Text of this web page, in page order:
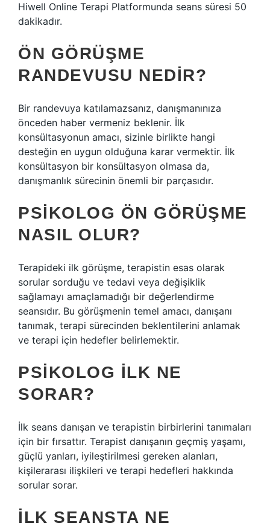
Hiwell Online Terapi Platformunda seans süresi 50
dakikadır.
ÖN GÖRÜŞME
RANDEVUSU NEDIR?
Bir randevuya katılamazsanız, danışmanınıza
önceden haber vermeniz beklenir. İlk
konsültasyonun amacı, sizinle birlikte hangi
desteğin en uygun olduğuna karar vermektir. İlk
konsültasyon bir konsültasyon olmasa da,
danışmanlık sürecinin önemli bir parçasıdır.
PSIKOLOG ÖN GÖRÜŞME
NASIL OLUR?
Terapideki ilk görüşme, terapistin esas olarak
sorular sorduğu ve tedavi veya değişiklik
sağlamayı amaçlamadığı bir değerlendirme
seansıdır. Bu görüşmenin temel amacı, danışanı
tanımak, terapi sürecinden beklentilerini anlamak
ve terapi için hedefler belirlemektir.
PSIKOLOG ILK NE
SORAR?
İlk seans danışan ve terapistin birbirlerini tanımaları
için bir fırsattır. Terapist danışanın geçmiş yaşamı,
güçlü yanları, iyileştirilmesi gereken alanları,
kişilerarası ilişkileri ve terapi hedefleri hakkında
sorular sorar.
İLK SEANSTA NE